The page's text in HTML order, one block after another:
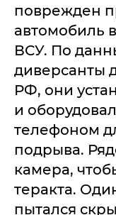
поврежден
автомобиль
ВСУ. По
диверсанты
РФ, они
и
телефоном
подрыва.
камера,
теракта.
пытался